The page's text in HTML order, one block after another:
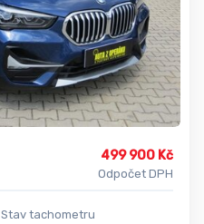
499 900 Kč
Odpočet DPH
Stav tachometru